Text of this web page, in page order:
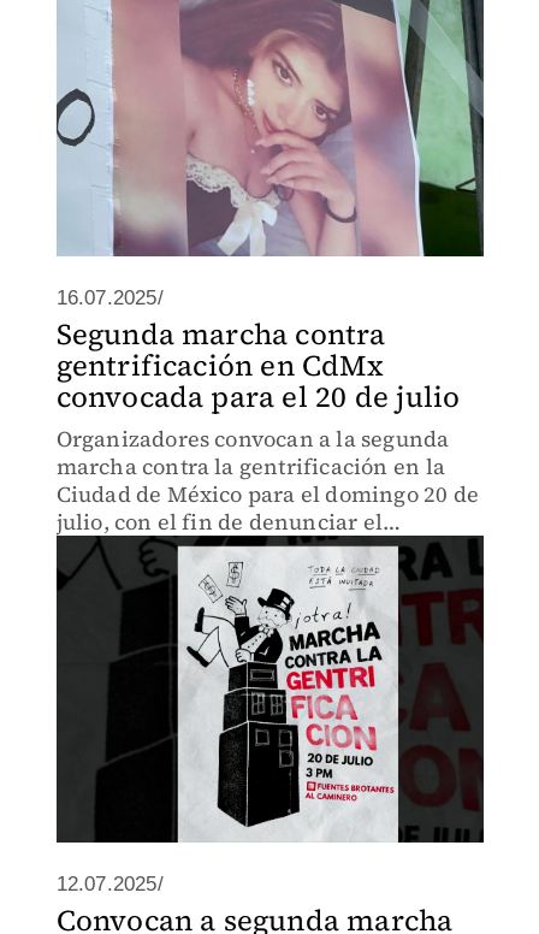
16.07.2025/
Segunda marcha contra
gentrificación en CdMx
convocada para el 20 de julio
Organizadores convocan a la segunda
marcha contra la gentrificación en la
Ciudad de México para el domingo 20 de
julio, con el fin de denunciar el
desplazamiento y aumento de precios
en zonas populares.
12.07.2025/
Convocan a segunda marcha